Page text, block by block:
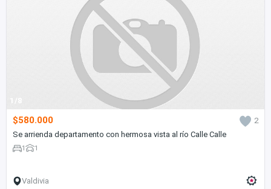
1/8
$580.000
2
Se arrienda departamento con hermosa vista al río Calle Calle
1 1
Valdivia